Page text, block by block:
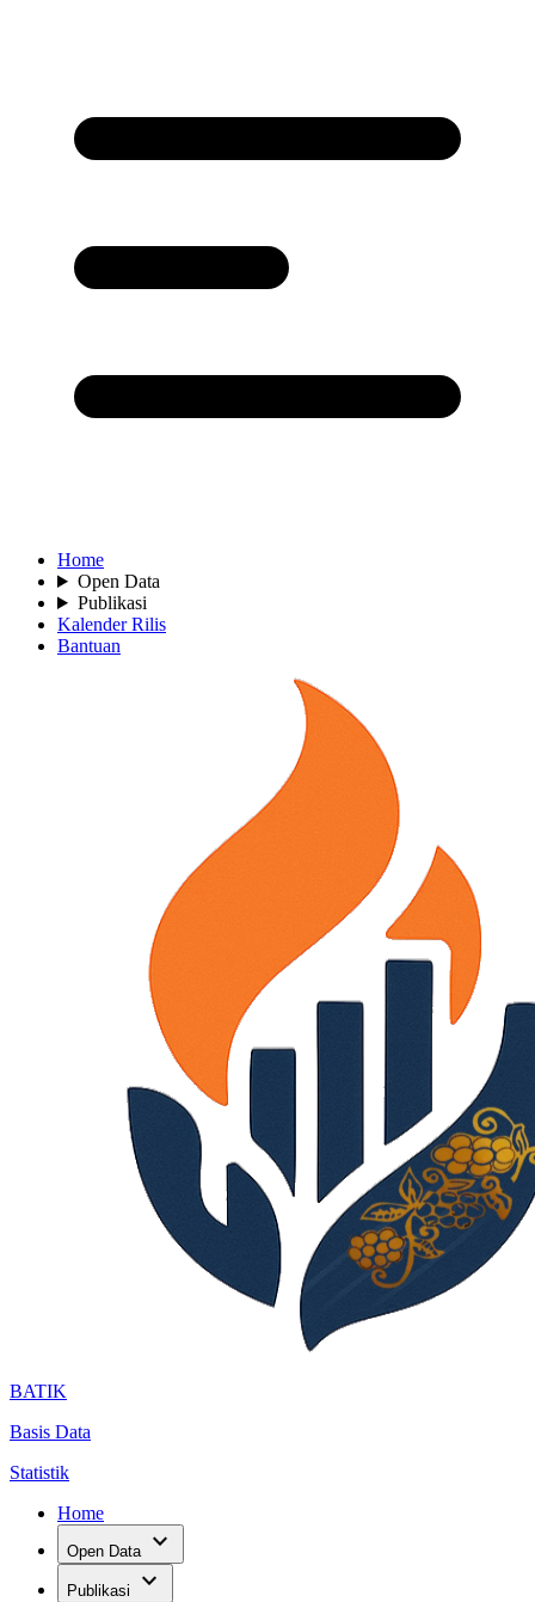
Home
Open Data
Publikasi
Kalender Rilis
Bantuan
BATIK
Basis Data
Statistik
Home
Open Data expand_more
Publikasi expand_more